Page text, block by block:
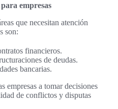
empresas
que necesitan atención
son:
financieros.
de deudas.
bancarias.
empresas a tomar decisiones
de conflictos y disputas